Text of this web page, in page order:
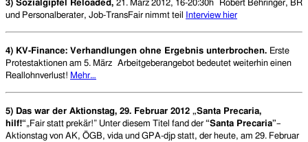
3) Sozialgipfel Reloaded, 21. März 2012, 16-20:30h
Robert Behringer, BR
und Personalberater, Job-TransFair nimmt teil Interview hier
4) KV-Finance: Verhandlungen ohne Ergebnis unterbrochen. Erste
Protestaktionen am 5. März Arbeitgeberangebot bedeutet weiterhin einen
Reallohnverlust! Mehr…
5) Das war der Aktionstag, 29. Februar 2012 „Santa Precaria,
hilf!“„Fair statt prekär!” Unter diesem Titel fand der “Santa Precaria”–
Aktionstag von AK, ÖGB, vida und GPA-djp statt, der heute, am 29. Februar